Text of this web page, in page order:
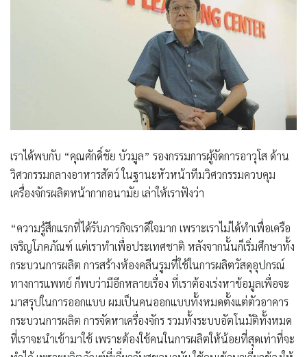
เราได้พบกับ “คุณศักดิ์ชัย บัวมูล” รองกรรมการผู้จัดการอาวุโส ด้าน
วิศวกรรมกลางอาหารสัตว์ ในฐานะหัวหน้าทีมวิศวกรรมควบคุม
เครื่องจักรผลิตหน้ากากอนามัย เล่าให้เราฟังว่า
“ความรู้สึกแรกที่ได้รับภารกิจเราดีใจมาก เพราะเราไม่ได้ทำเพื่อเครือ
เจริญโภคภัณฑ์ แต่เราทำเพื่อประเทศชาติ หลังจากนั้นก็เริ่มศึกษาทั้ง
กระบวนการผลิต การสร้างห้องคลีนรูมที่ใช้ในการผลิตวัสดุอุปกรณ์
ทางการแพทย์ ก็พบว่ามีอีกหลายเรื่อง ที่เราต้องเร่งหาข้อมูลเพื่อจะ
มาสรุปในการออกแบบ ผมเป็นคนออกแบบทั้งหมดตั้งแต่ตัวอาคาร
กระบวนการผลิต การจัดหาเครื่องจักร รวมทั้งระบบอัตโนมัติทั้งหมด
ที่เราจะนำเข้ามาใช้ เพราะต้องใช้คนในการผลิตให้น้อยที่สุดเท่าที่จะ